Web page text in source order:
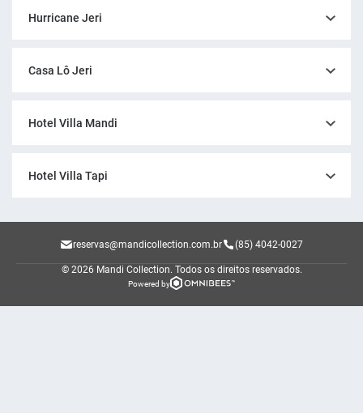
Hurricane Jeri
Casa Lô Jeri
Hotel Villa Mandi
Hotel Villa Tapi
reservas@mandicollection.com.br (85) 4042-0027
© 2026 Mandi Collection. Todos os direitos reservados.
Powered by